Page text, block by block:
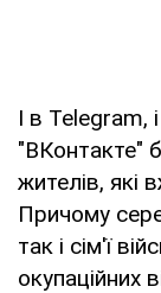
І в Telegram,
"ВКонтакте"
жителів, які
Причому
так і сім'ї
окупаційних